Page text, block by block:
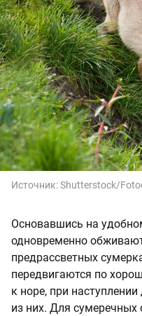
Источник:Shutterstock/
Основавшись на
одновременно
предрассветных
передвигаются по
к норе, при
из них. Для сумеречных